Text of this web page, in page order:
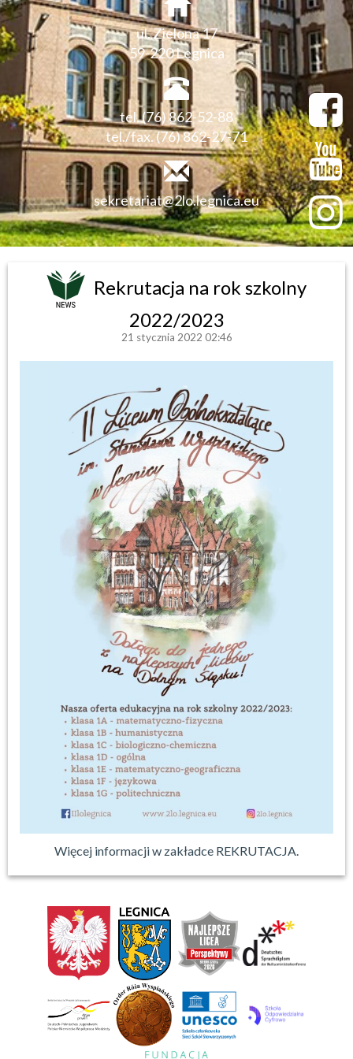
ul. Zielona 17
59-220 Legnica
tel. (76) 862-52-88
tel./fax. (76) 862-27-71
sekretariat@2lo.legnica.eu
Rekrutacja na rok szkolny
2022/2023
21 stycznia 2022 02:46
Więcej informacji w zakładce REKRUTACJA.